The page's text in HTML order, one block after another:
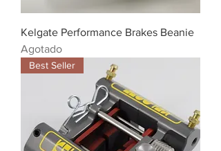
Kelgate Performance Brakes Beanie
Agotado
Best Seller